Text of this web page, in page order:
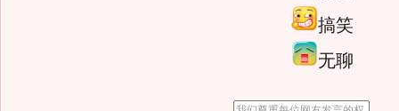
搞笑
无聊